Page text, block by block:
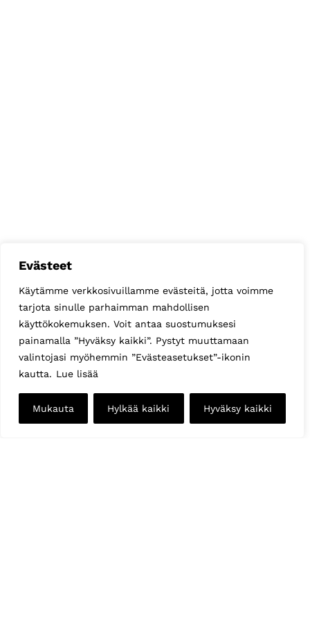
Evästeet
Käytämme verkkosivuillamme evästeitä, jotta voimme
tarjota sinulle parhaimman mahdollisen
käyttökokemuksen. Voit antaa suostumuksesi
painamalla ”Hyväksy kaikki”. Pystyt muuttamaan
valintojasi myöhemmin ”Evästeasetukset”-ikonin
kautta. Lue lisää
Mukauta Hylkää kaikki Hyväksy kaikki